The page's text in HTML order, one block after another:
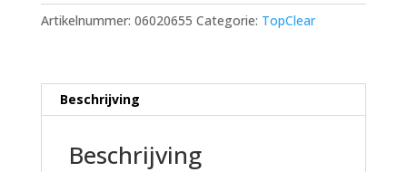
Superfish
Top
Artikelnummer: 06020655 Categorie: TopClear
Beschrijving
Beschrijving